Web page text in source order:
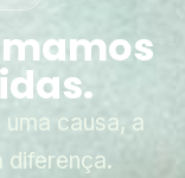
causa, a
diferença.